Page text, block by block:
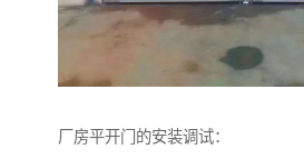
厂房平开门的安装调试：